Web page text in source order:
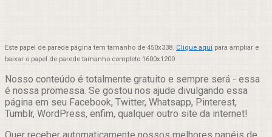
Este papel de parede página tem tamanho de 450x338. Clique aqui para ampliar e
baixar o papel de parede tamanho completo 1600x1200
Nosso conteúdo é totalmente gratuito e sempre será - essa
é nossa promessa. Se gostou nos ajude divulgando essa
página em seu Facebook, Twitter, Whatsapp, Pinterest,
Tumblr, WordPress, enfim, qualquer outro site da internet!